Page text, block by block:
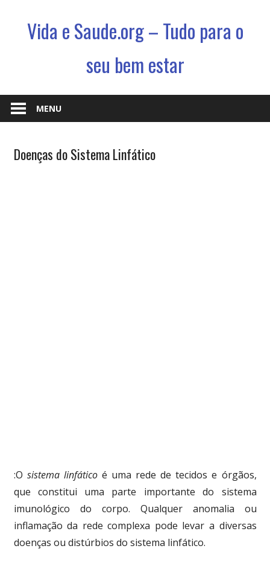
Vida e Saude.org – Tudo para o
seu bem estar
Saude
e
jeito
novo
MENU
& Vida
Doenças do Sistema Linfático
:O sistema linfáticoé uma rede de tecidos e órgãos,
que constitui uma parte importante do sistema
imunológico do corpo. Qualquer anomalia ou
inflamação da rede complexa pode levar a diversas
doenças ou distúrbios do sistema linfático.